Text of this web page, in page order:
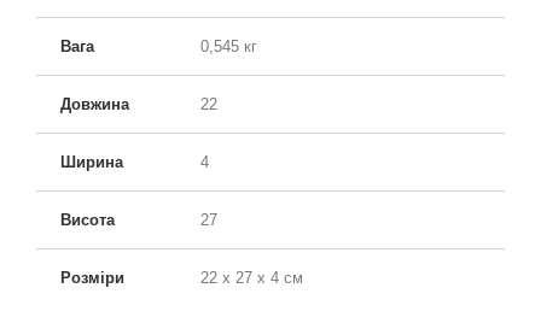
відділення для карток, і тримач для ручок. Також
ущільнена кишеня для планшета. шкіряний брелок для
Вага 0,545 кг
Довжина 22
Ширина 4
Висота 27
Розміри 22 x 27 x 4 см